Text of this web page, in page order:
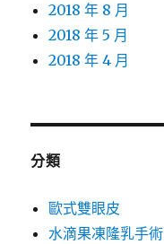
2018 年 8 月
2018 年 5 月
2018 年 4 月
分類
歐式雙眼皮
水滴果凍隆乳手術